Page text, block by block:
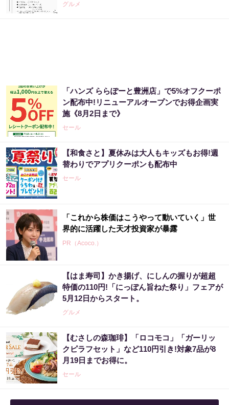
グルメ
「ハンズ ららぽーと豊洲店」で5%オフクーポ
ン配布中!リニューアルオープンでお得企画実
施《8月2日まで》
セール
【和食さと】夏休みは大人もキッズもお得!週
替わりでアプリクーポンも配布中
セール
「これから株価はこうやって動いていく」世
界的に活躍した天才投資家が暴露
PR（Acoco.）
【はま寿司】かき揚げ、にしんの握りが超超
特価の110円!「にっぽん旨ねた祭り」フェアが
5月12日からスタート。
グルメ
【むさしの森珈琲】「ロコモコ」「ガーリッ
クピラフセット」など110円引き!対象7品が8
月19日までお得に。
セール